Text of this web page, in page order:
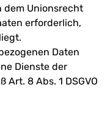
Unionsrecht
erforderlich,
Daten
Dienste der
8 Abs. 1 DSGVO